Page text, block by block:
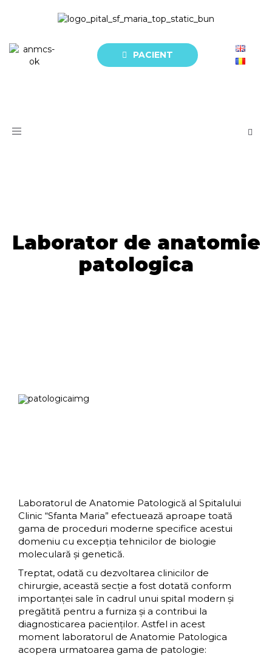
PACIENT
Toggle
Laborator de anatomie
patologica
Laboratorul de Anatomie Patologică al Spitalului
Clinic “Sfanta Maria” efectuează aproape toată
gama de proceduri moderne specifice acestui
domeniu cu excepţia tehnicilor de biologie
moleculară şi genetică.
Treptat, odată cu dezvoltarea clinicilor de
chirurgie, această secţie a fost dotată conform
importanţei sale în cadrul unui spital modern și
pregătită pentru a furniza și a contribui la
diagnosticarea pacienților. Astfel in acest
moment laboratorul de Anatomie Patologica
acopera urmatoarea gama de patologie: